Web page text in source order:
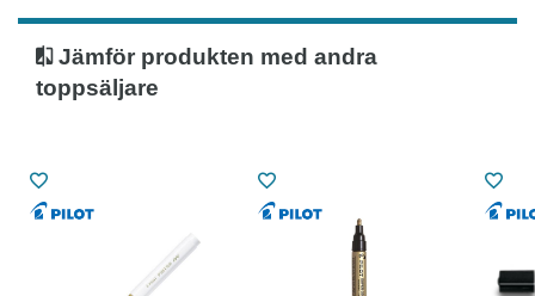
Jämför produkten med andra
toppsäljare